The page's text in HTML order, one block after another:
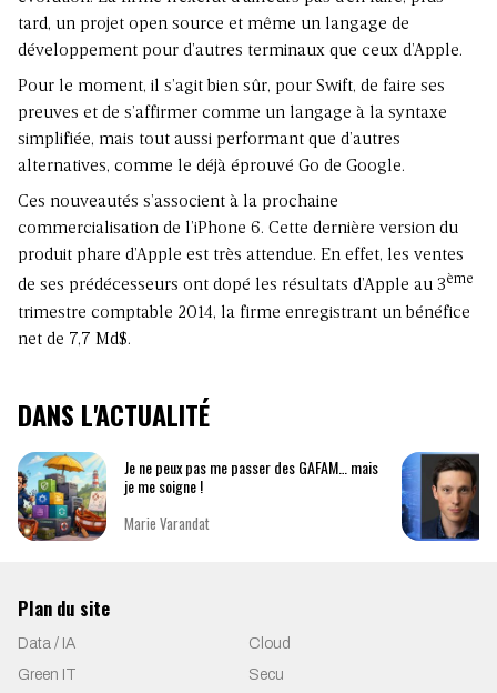
tard, un projet open source et même un langage de
développement pour d’autres terminaux que ceux d’Apple.
Pour le moment, il s’agit bien sûr, pour Swift, de faire ses
preuves et de s’affirmer comme un langage à la syntaxe
simplifiée, mais tout aussi performant que d’autres
alternatives, comme le déjà éprouvé Go de Google.
Ces nouveautés s’associent à la prochaine
commercialisation de l’iPhone 6. Cette dernière version du
produit phare d’Apple est très attendue. En effet, les ventes
de ses prédécesseurs ont dopé les résultats d’Apple au 3ème
trimestre comptable 2014, la firme enregistrant un bénéfice
net de 7,7 Md$.
DANS L'ACTUALITÉ
Je ne peux pas me passer des GAFAM… mais
je me soigne !
Marie Varandat
Plan du site
Data / IA
Cloud
Green IT
Secu